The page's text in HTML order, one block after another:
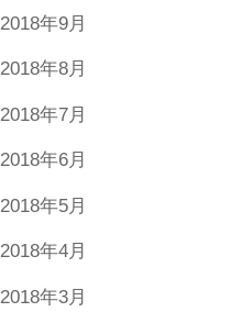
2018年9月
2018年8月
2018年7月
2018年6月
2018年5月
2018年4月
2018年3月